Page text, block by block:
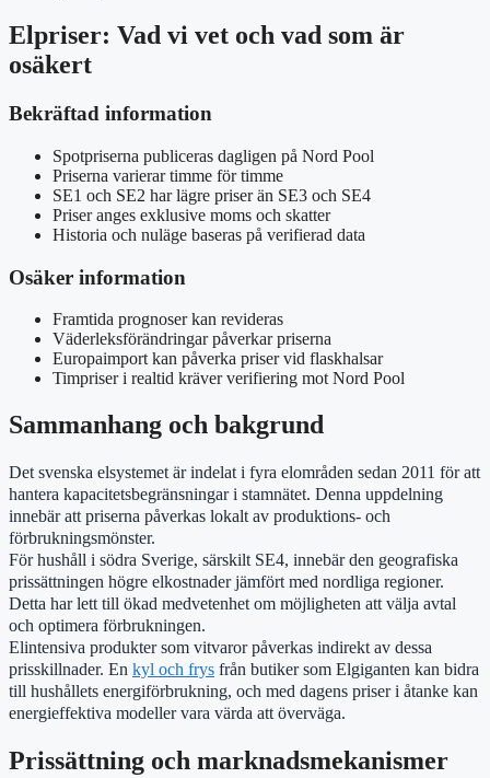
Elpriser: Vad vi vet och vad som är
osäkert
Bekräftad information
Spotpriserna publiceras dagligen på Nord Pool
Priserna varierar timme för timme
SE1 och SE2 har lägre priser än SE3 och SE4
Priser anges exklusive moms och skatter
Historia och nuläge baseras på verifierad data
Osäker information
Framtida prognoser kan revideras
Väderleksförändringar påverkar priserna
Europaimport kan påverka priser vid flaskhalsar
Timpriser i realtid kräver verifiering mot Nord Pool
Sammanhang och bakgrund
Det svenska elsystemet är indelat i fyra elområden sedan 2011 för att
hantera kapacitetsbegränsningar i stamnätet. Denna uppdelning
innebär att priserna påverkas lokalt av produktions- och
förbrukningsmönster.
För hushåll i södra Sverige, särskilt SE4, innebär den geografiska
prissättningen högre elkostnader jämfört med nordliga regioner.
Detta har lett till ökad medvetenhet om möjligheten att välja avtal
och optimera förbrukningen.
Elintensiva produkter som vitvaror påverkas indirekt av dessa
prisskillnader. En kyl och frys från butiker som Elgiganten kan bidra
till hushållets energiförbrukning, och med dagens priser i åtanke kan
energieffektiva modeller vara värda att överväga.
Prissättning och marknadsmekanismer